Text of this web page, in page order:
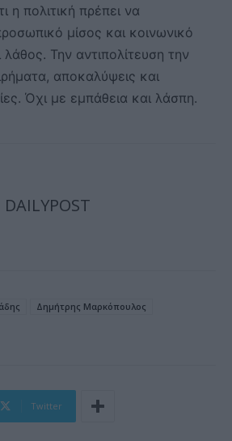
η πολιτική πρέπει να
μίσος και κοινωνικό
Την αντιπολίτευση την
αποκαλύψεις και
Όχι με εμπάθεια και λάσπη.
DAILYPOST
Δημήτρης Μαρκόπουλος
Twitter